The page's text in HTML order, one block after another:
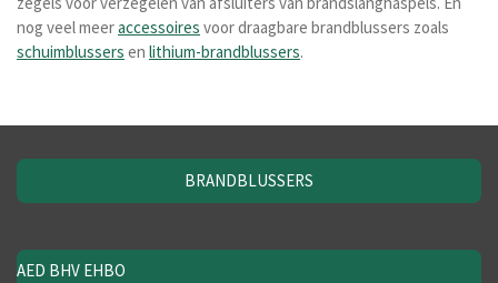
nog veel meeraccessoires voor draagbare brandblussers zoals
schuimblussers en lithium-brandblussers.
BRANDBLUSSERS
AED BHV EHBO